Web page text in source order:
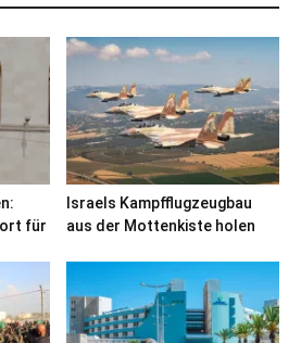
für
Israels Kampfflugzeugbau
aus der Mottenkiste holen